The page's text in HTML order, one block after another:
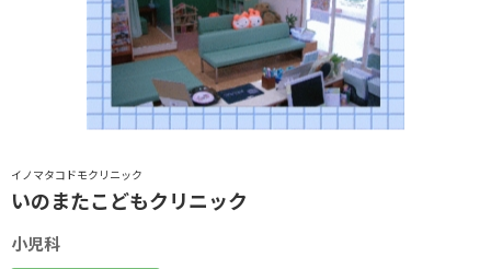
イノマタコドモクリニック
いのまたこどもクリニック
小児科